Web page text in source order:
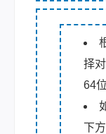
择
64
下